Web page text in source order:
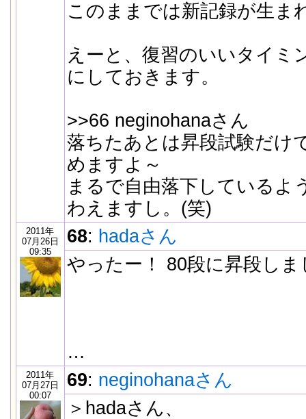
このままでは新記録が生ま
えーと、復習のいいタイミ
にしておきます。
>>66 neginohanaさん
落ちたあとは昇段試験だけ
めますよ～
まるで自由落下しているよ
わえますし。(笑)
2011年
07月26日
09:35
68: hadaさん
やったー！ 80段に昇段しま
…
2011年
07月27日
00:07
69: neginohanaさん
＞hadaさん、